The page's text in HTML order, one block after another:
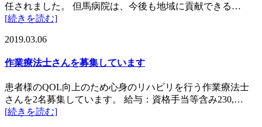
任されました。 但馬病院は、今後も地域に貢献できる…
[続きを読む]
2019.03.06
作業療法士さんを募集しています
患者様のQOL向上のため心身のリハビリを行う作業療法士
さんを2名募集しています。 給与：資格手当等含み230,…
[続きを読む]